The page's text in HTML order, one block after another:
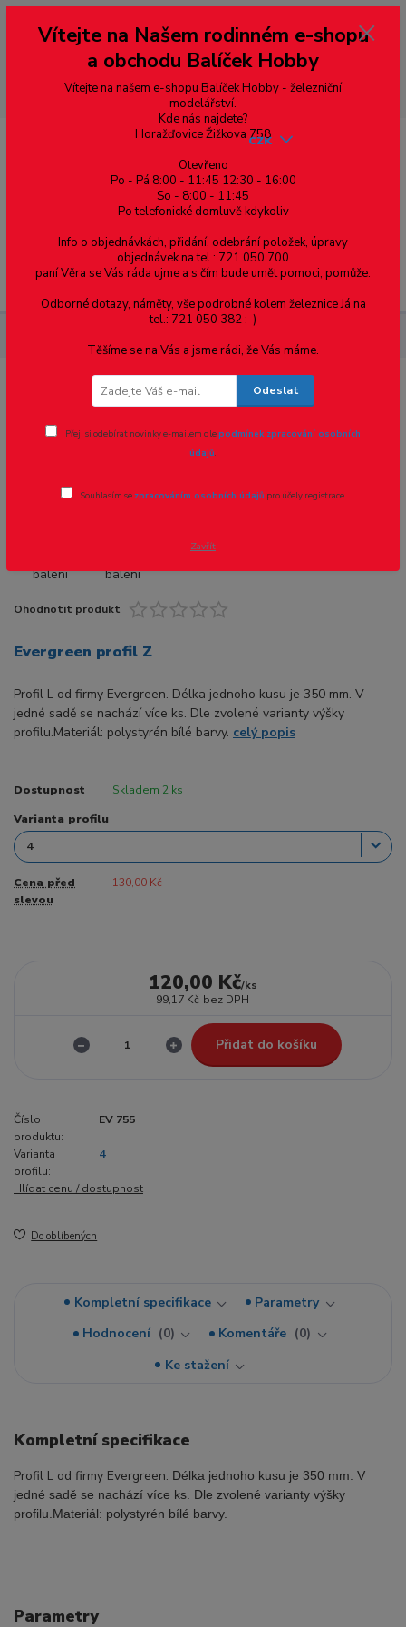
--- pro zákazníky ze Slovenska a jiných zemí, pokud chcete platit v eurech
přepněte si e-shop na euro 💶 pro přepočet měny - pravý horní roh ---
dobírky – pokud si z nějakého důvodu zásilku nevyzvednete, bude po
domluvě zaslána znovu s opětovnou platbou za poštovné, v opačném
případě bude zrušena a účet přidán na blacklist a rušeny následující
objednávky.
Menu
CZK
Profil Z v. 4 mm 3ks v balení
Novinka
Ohodnotit produkt
Evergreen profil Z
Profil L od firmy Evergreen. Délka jednoho kusu je 350 mm. V
jedné sadě se nachází více ks. Dle zvolené varianty výšky
profilu.Materiál: polystyrén bílé barvy. celý popis
Dostupnost Skladem 2 ks
Varianta profilu
Cena před
slevou
130,00 Kč
120,00 Kč/ks
99,17 Kč bez DPH
Přidat do košíku
Číslo
produktu:
EV 755
Varianta
profilu:
4
Hlídat cenu / dostupnost
Do oblíbených
Kompletní specifikace
Parametry
Hodnocení
0 Komentáře
0
Ke stažení
Kompletní specifikace
Profil L od firmy Evergreen. Délka jednoho kusu je 350 mm. V
jedné sadě se nachází více ks. Dle zvolené varianty výšky
profilu. Materiál: polystyrén bílé barvy.
Parametry
Vítejte na Našem rodinném e-shopu
a obchodu Balíček Hobby
Vítejte na našem e-shopu Balíček Hobby - železniční
modelářství.
Kde nás najdete?
Horažďovice Žižkova 758
Otevřeno
Po - Pá 8:00 - 11:45 12:30 - 16:00
So - 8:00 - 11:45
Po telefonické domluvě kdykoliv
Info o objednávkách, přidání, odebrání položek, úpravy
objednávek na tel.: 721 050 700
paní Věra se Vás ráda ujme a s čím bude umět pomoci, pomůže.
Odborné dotazy, náměty, vše podrobné kolem železnice Já na
tel.: 721 050 382 :-)
Těšíme se na Vás a jsme rádi, že Vás máme.
Odeslat
Přeji si odebírat novinky e-mailem dlepodmínek zpracování osobních
údajů.
Souhlasím se zpracováním osobních údajů pro účely registrace.
Zavřít